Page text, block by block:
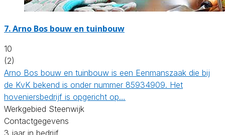
7.Arno Bos bouw en tuinbouw
10
(2)
Arno Bos bouw en tuinbouw is een Eenmanszaak die bij
de KvK bekend is onder nummer 85934909. Het
hoveniersbedrijf is opgericht op…
Werkgebied Steenwijk
Contactgegevens
3 jaar in bedrijf